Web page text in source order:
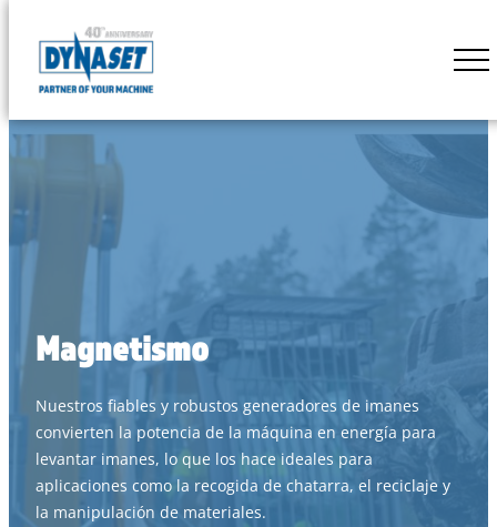
content
DYNASET
by
Hydraulics
Magnetismo
Nuestros fiables y robustos generadores de imanes
convierten la potencia de la máquina en energía para
levantar imanes, lo que los hace ideales para
aplicaciones como la recogida de chatarra, el reciclaje y
la manipulación de materiales.